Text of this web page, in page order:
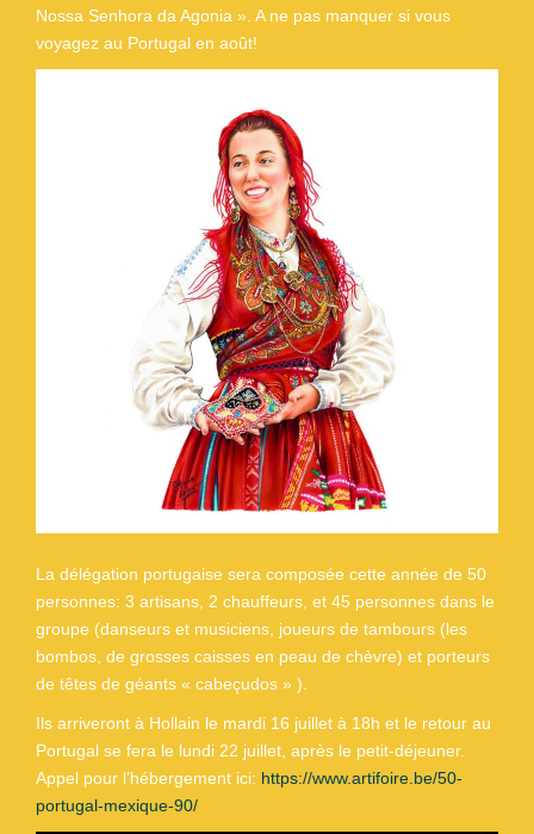
Nossa Senhora da Agonia ». A ne pas manquer si vous
voyagez au Portugal en août!
La délégation portugaise sera composée cette année de 50
personnes: 3 artisans, 2 chauffeurs, et 45 personnes dans le
groupe (danseurs et musiciens, joueurs de tambours (les
bombos, de grosses caisses en peau de chèvre) et porteurs
de têtes de géants « cabeçudos » ).
Ils arriveront à Hollain le mardi 16 juillet à 18h et le retour au
Portugal se fera le lundi 22 juillet, après le petit-déjeuner.
Appel pour l’hébergement ici: https://www.artifoire.be/50-
portugal-mexique-90/